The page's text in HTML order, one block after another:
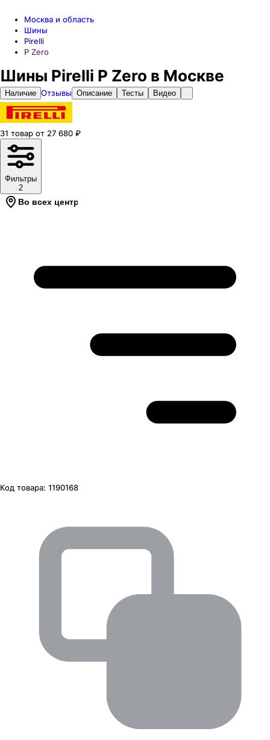
Москва и область
Шины
Pirelli
P Zero
Шины Pirelli P Zero в Москве
Наличие Отзывы Описание Тесты Видео
31 товар от 27 680 ₽
Фильтры
2
Во всех центрах
Код товара: 1190168